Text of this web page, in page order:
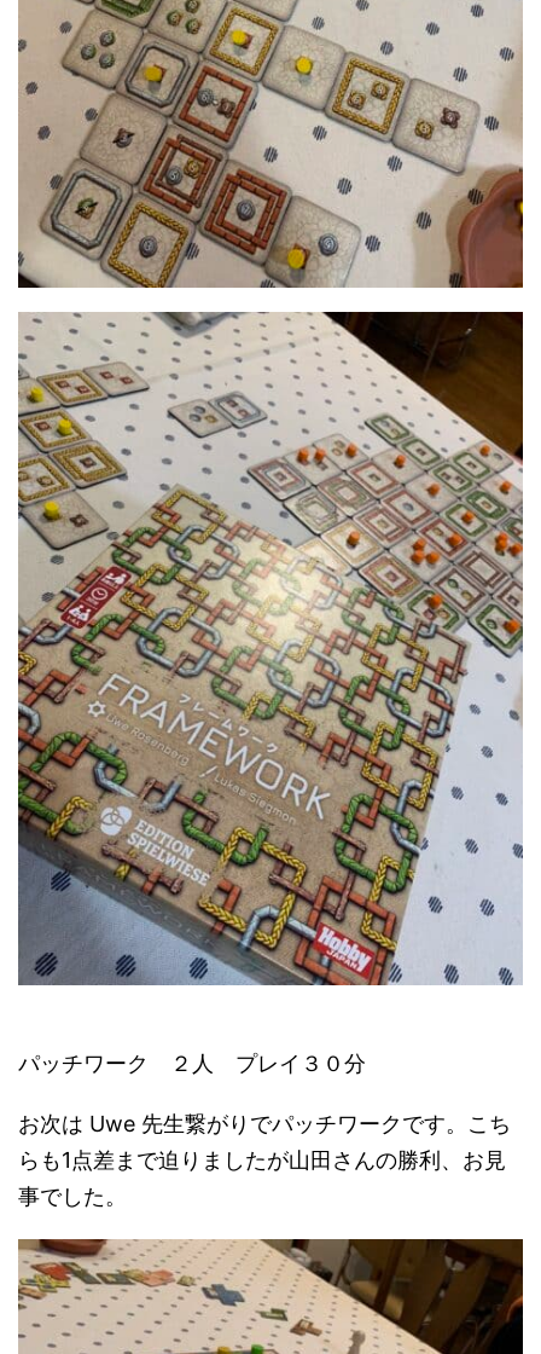
パッチワーク ２人 プレイ３０分
お次は Uwe 先生繋がりでパッチワークです。こち
らも1点差まで迫りましたが山田さんの勝利、お見
事でした。